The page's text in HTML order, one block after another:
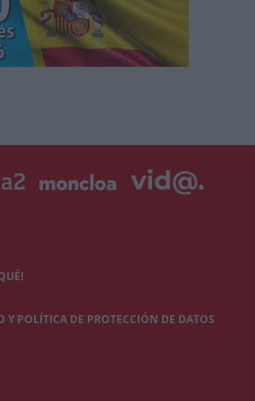
Y POLÍTICA DE PROTECCIÓN DE DATOS